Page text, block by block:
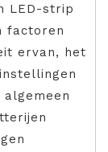
LED-strip
factoren
ervan, het